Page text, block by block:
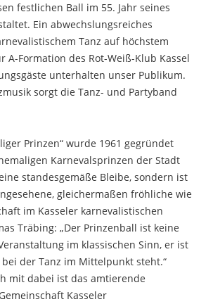
festlichen Ball im 55. Jahr seines
Ein abwechslungsreiches
Tanz auf höchstem
A-Formation des Rot-Weiß-Klub Kassel
unterhalten unser Publikum.
sorgt die Tanz- und Partyband
Prinzen“ wurde 1961 gegründet
Karnevalsprinzen der Stadt
standesgemäße Bleibe, sondern ist
gleichermaßen fröhliche wie
im Kasseler karnevalistischen
Träbing: „Der Prinzenball ist keine
im klassischen Sinn, er ist
der Tanz im Mittelpunkt steht.“
mit dabei ist das amtierende
Kasseler